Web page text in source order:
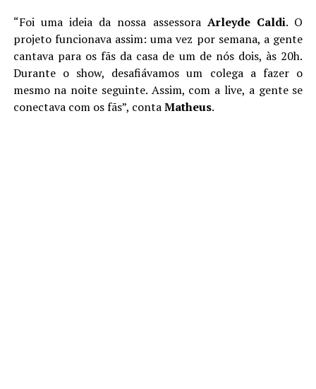
“Foi uma ideia da nossa assessora Arleyde Caldi. O
projeto funcionava assim: uma vez por semana, a gente
cantava para os fãs da casa de um de nós dois, às 20h.
Durante o show, desafiávamos um colega a fazer o
mesmo na noite seguinte. Assim, com a live, a gente se
conectava com os fãs”, contaMatheus.